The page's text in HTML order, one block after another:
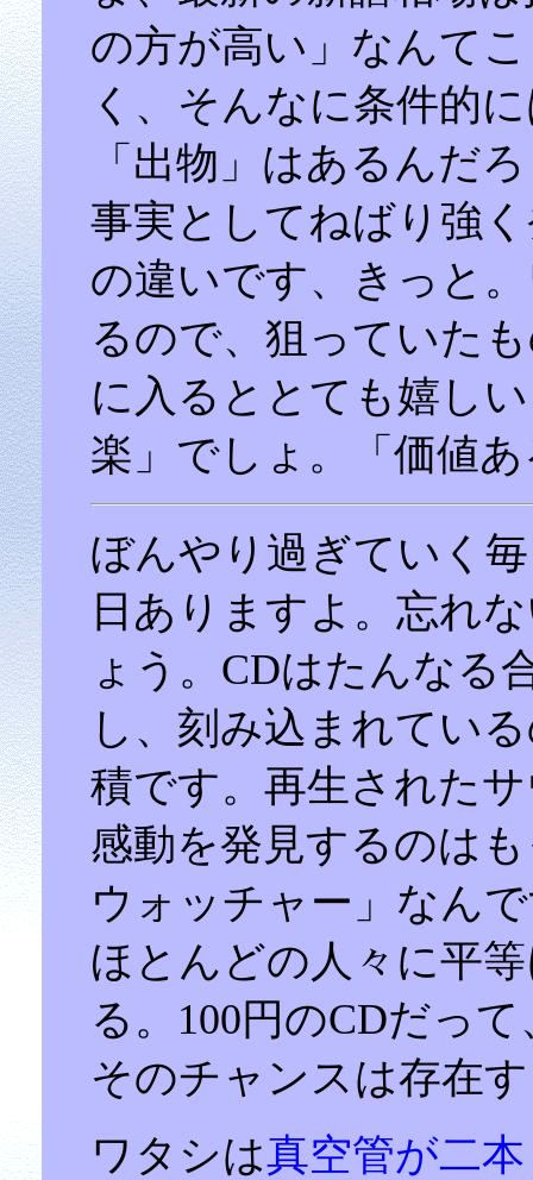
の方が高い」なんて
く、そんなに条件的
「出物」はあるんだ
事実としてねばり強
の違いです、きっと
るので、狙っていた
に入るととても嬉し
楽」でしょ。「価値
ぼんやり過ぎていく
日ありますよ。忘れ
ょう。CDはたんなる
し、刻み込まれてい
積です。再生された
感動を発見するのは
ウォッチャー」なん
ほとんどの人々に平
る。100円のCDだっ
そのチャンスは存在
ワタシは真空管が二